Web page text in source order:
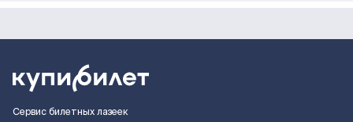
Сервис билетных лазеек